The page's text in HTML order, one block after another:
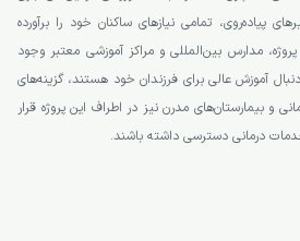
پیاده‌روی، تمامی نیازهای ساکنان خود را برآورده
مدارس بین‌المللی و مراکز آموزشی معتبر وجود
آموزش عالی برای فرزندان خود هستند، گزینه‌های
و بیمارستان‌های مدرن نیز در اطراف این پروژه قرار
درمانی دسترسی داشته باشند.